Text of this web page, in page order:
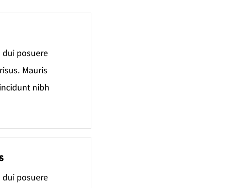
posuere
Mauris
nibh
posuere